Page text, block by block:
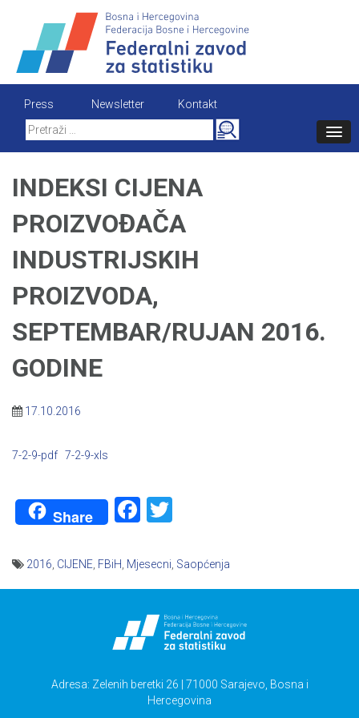
content
Press Newsletter
Kontakt
Search
for:
INDEKSI CIJENA
PROIZVOĐAČA
INDUSTRIJSKIH
PROIZVODA,
SEPTEMBAR/RUJAN 2016.
GODINE
17.10.2016
7-2-9-pdf 7-2-9-xls
Share Facebook
2016 CIJENE FBiH Mjesecni Saopćenja
Adresa: Zelenih beretki 26 | 71000 Sarajevo, Bosna i
Hercegovina